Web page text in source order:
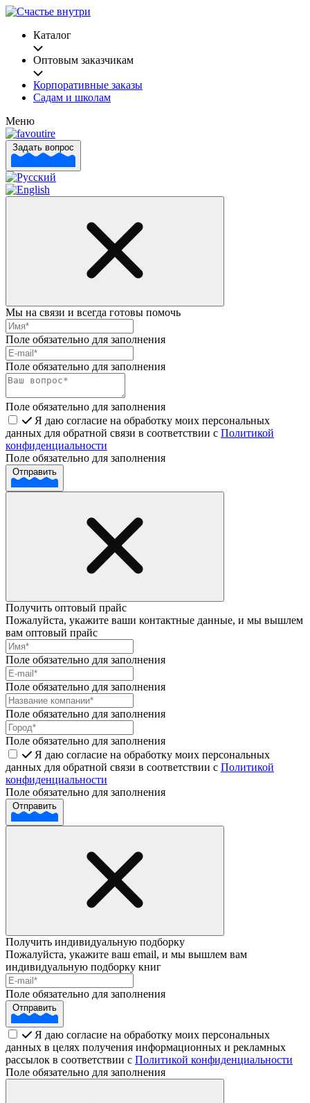
Каталог
Оптовым заказчикам
Корпоративные заказы
Садам и школам
Меню
Задать вопрос
Мы на связи и всегда готовы помочь
Поле обязательно для заполнения
Поле обязательно для заполнения
Поле обязательно для заполнения
Я даю согласие на обработку моих персональных
данных для обратной связи в соответствии с Политикой
конфиденциальности
Поле обязательно для заполнения
Отправить
Получить оптовый прайс
Пожалуйста, укажите ваши контактные данные, и мы вышлем
вам оптовый прайс
Поле обязательно для заполнения
Поле обязательно для заполнения
Поле обязательно для заполнения
Поле обязательно для заполнения
Я даю согласие на обработку моих персональных
данных для обратной связи в соответствии с Политикой
конфиденциальности
Поле обязательно для заполнения
Отправить
Получить индивидуальную подборку
Пожалуйста, укажите ваш email, и мы вышлем вам
индивидуальную подборку книг
Поле обязательно для заполнения
Отправить
Я даю согласие на обработку моих персональных
данных в целях получения информационных и рекламных
рассылок в соответствии с Политикой конфиденциальности
Поле обязательно для заполнения